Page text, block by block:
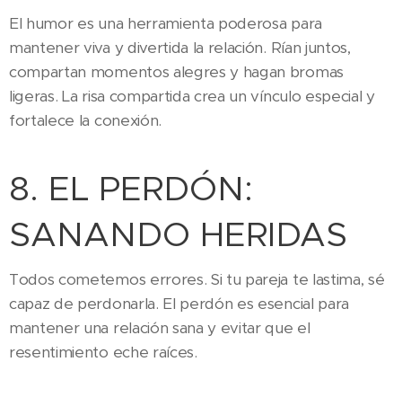
El humor es una herramienta poderosa para
mantener viva y divertida la relación. Rían juntos,
compartan momentos alegres y hagan bromas
ligeras. La risa compartida crea un vínculo especial y
fortalece la conexión.
8. EL PERDÓN:
SANANDO HERIDAS
Todos cometemos errores. Si tu pareja te lastima, sé
capaz de perdonarla. El perdón es esencial para
mantener una relación sana y evitar que el
resentimiento eche raíces.